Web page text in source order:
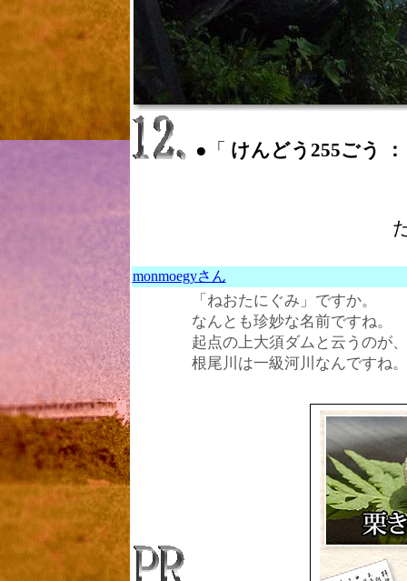
●「 けんどう255ごう
monmoegyさん
「ねおたにぐみ」ですか。
なんとも珍妙な名前ですね。
起点の上大須ダムと云うのが
根尾川は一級河川なんですね